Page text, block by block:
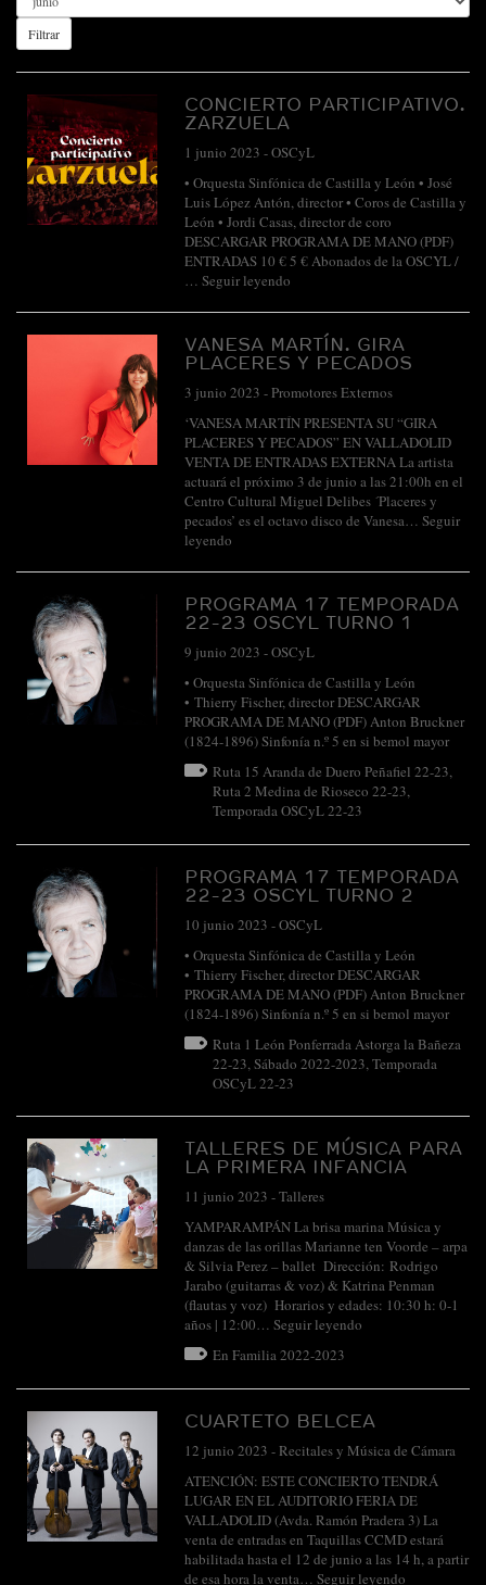
Filtrar
CONCIERTO PARTICIPATIVO.
ZARZUELA
1 junio 2023 -OSCyL
• Orquesta Sinfónica de Castilla y León • José
Luis López Antón, director • Coros de Castilla y
León • Jordi Casas, director de coro
DESCARGAR PROGRAMA DE MANO (PDF)
ENTRADAS 10 € 5 € Abonados de la OSCYL /
… Seguir leyendo
VANESA MARTÍN. GIRA
PLACERES Y PECADOS
3 junio 2023 -Promotores Externos
‘VANESA MARTÍN PRESENTA SU “GIRA
PLACERES Y PECADOS” EN VALLADOLID
VENTA DE ENTRADAS EXTERNA La artista
actuará el próximo 3 de junio a las 21:00h en el
Centro Cultural Miguel Delibes ´Placeres y
pecados’ es el octavo disco de Vanesa… Seguir
leyendo
PROGRAMA 17 TEMPORADA
22-23 OSCYL TURNO 1
9 junio 2023 -OSCyL
• Orquesta Sinfónica de Castilla y León
• Thierry Fischer, director DESCARGAR
PROGRAMA DE MANO (PDF) Anton Bruckner
(1824-1896) Sinfonía n.º 5 en si bemol mayor
Ruta 15 Aranda de Duero Peñafiel 22-23,
Ruta 2 Medina de Rioseco 22-23,
Temporada OSCyL 22-23
PROGRAMA 17 TEMPORADA
22-23 OSCYL TURNO 2
10 junio 2023 -OSCyL
• Orquesta Sinfónica de Castilla y León
• Thierry Fischer, director DESCARGAR
PROGRAMA DE MANO (PDF) Anton Bruckner
(1824-1896) Sinfonía n.º 5 en si bemol mayor
Ruta 1 León Ponferrada Astorga la Bañeza
22-23, Sábado 2022-2023, Temporada
OSCyL 22-23
TALLERES DE MÚSICA PARA
LA PRIMERA INFANCIA
11 junio 2023 -Talleres
YAMPARAMPÁN La brisa marina Música y
danzas de las orillas Marianne ten Voorde – arpa
& Silvia Perez – ballet Dirección: Rodrigo
Jarabo (guitarras & voz) & Katrina Penman
(flautas y voz) Horarios y edades: 10:30 h: 0-1
años | 12:00… Seguir leyendo
En Familia 2022-2023
CUARTETO BELCEA
12 junio 2023 -Recitales y Música de Cámara
ATENCIÓN: ESTE CONCIERTO TENDRÁ
LUGAR EN EL AUDITORIO FERIA DE
VALLADOLID (Avda. Ramón Pradera 3) La
venta de entradas en Taquillas CCMD estará
habilitada hasta el 12 de junio a las 14 h, a partir
de esa hora la venta… Seguir leyendo